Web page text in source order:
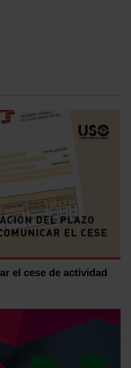
el cese de actividad